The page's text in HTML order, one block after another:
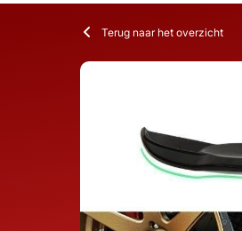
Terug naar het overzicht